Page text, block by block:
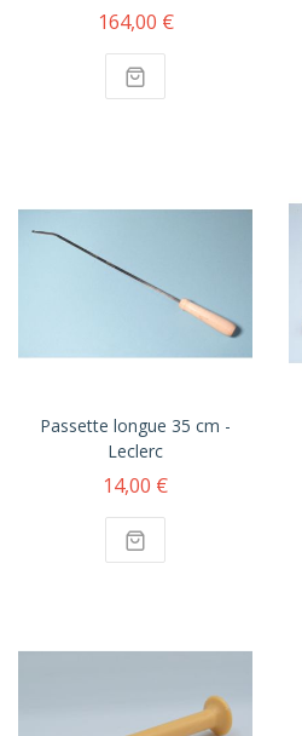
164,00 €
Passette longue 35 cm -
Leclerc
14,00 €